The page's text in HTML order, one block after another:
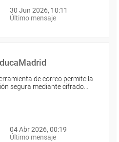
30 Jun 2026, 10:11
Último mensaje
de correo permite la
segura mediante cifrado…
04 Abr 2026, 00:19
Último mensaje